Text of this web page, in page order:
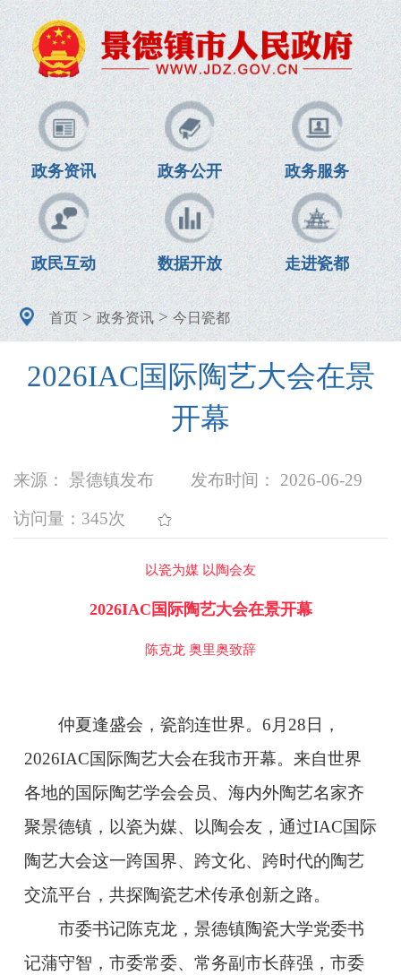
政务资讯 政务公开 政务服务
政民互动 数据开放 走进瓷都
首页>政务资讯>今日瓷都
2026IAC国际陶艺大会在景
开幕
来源： 景德镇发布 发布时间： 2026-06-29
访问量： 345次
以瓷为媒 以陶会友
2026IAC国际陶艺大会在景开幕
陈克龙 奥里奥致辞
仲夏逢盛会，瓷韵连世界。6月28日，
2026IAC国际陶艺大会在我市开幕。来自世界
各地的国际陶艺学会会员、海内外陶艺名家齐
聚景德镇，以瓷为媒、以陶会友，通过IAC国际
陶艺大会这一跨国界、跨文化、跨时代的陶艺
交流平台，共探陶瓷艺术传承创新之路。
市委书记陈克龙，景德镇陶瓷大学党委书
记蒲守智，市委常委、常务副市长薛强，市委